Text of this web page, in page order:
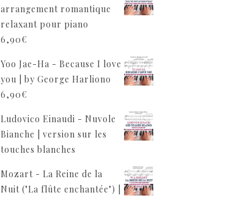
arrangement romantique
relaxant pour piano
6,90€
Yoo Jae-Ha - Because I love
you | by George Harliono
6,90€
Ludovico Einaudi - Nuvole
Bianche | version sur les
touches blanches
Mozart - La Reine de la
Nuit ("La flûte enchantée") |